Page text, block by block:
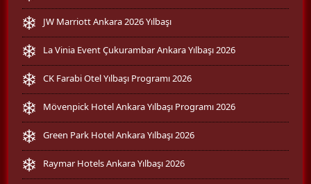
JW Marriott Ankara 2026 Yılbaşı
La Vinia Event Çukurambar Ankara Yılbaşı 2026
CK Farabi Otel Yılbaşı Programı 2026
Mövenpick Hotel Ankara Yılbaşı Programı 2026
Green Park Hotel Ankara Yılbaşı 2026
Raymar Hotels Ankara Yılbaşı 2026